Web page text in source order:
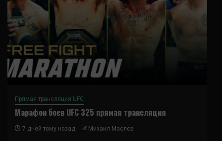
Прямая трансляция UFC
Марафон боев UFC 325 прямая трансляция
7 дней тому назад Михаил Маслов